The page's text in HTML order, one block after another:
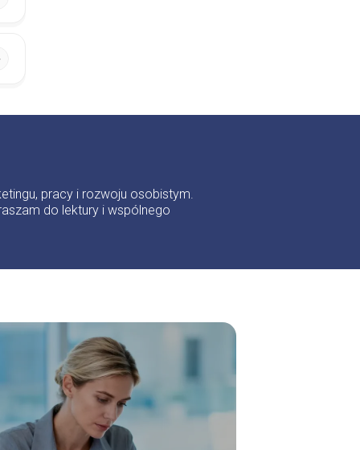
pracy i rozwoju osobistym.
do lektury i wspólnego